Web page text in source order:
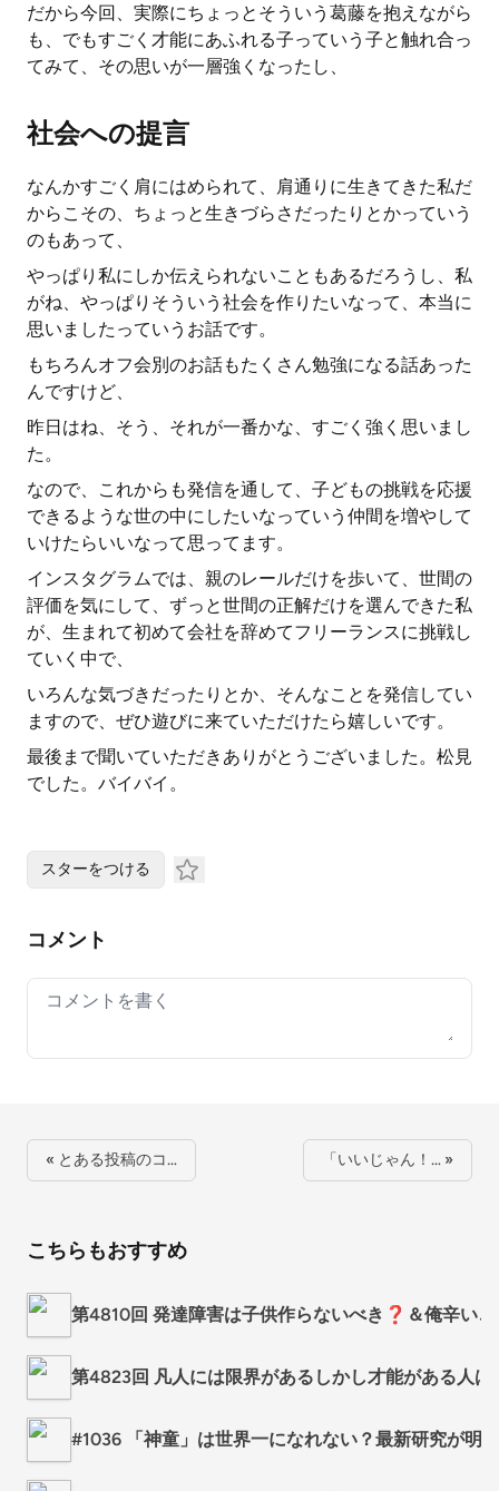
だから今回、実際にちょっとそういう葛藤を抱えながら
も、でもすごく才能にあふれる子っていう子と触れ合っ
てみて、その思いが一層強くなったし、
社会への提言
なんかすごく肩にはめられて、肩通りに生きてきた私だ
からこその、ちょっと生きづらさだったりとかっていう
のもあって、
やっぱり私にしか伝えられないこともあるだろうし、私
がね、やっぱりそういう社会を作りたいなって、本当に
思いましたっていうお話です。
もちろんオフ会別のお話もたくさん勉強になる話あった
んですけど、
昨日はね、そう、それが一番かな、すごく強く思いまし
た。
なので、これからも発信を通して、子どもの挑戦を応援
できるような世の中にしたいなっていう仲間を増やして
いけたらいいなって思ってます。
インスタグラムでは、親のレールだけを歩いて、世間の
評価を気にして、ずっと世間の正解だけを選んできた私
が、生まれて初めて会社を辞めてフリーランスに挑戦し
ていく中で、
いろんな気づきだったりとか、そんなことを発信してい
ますので、ぜひ遊びに来ていただけたら嬉しいです。
最後まで聞いていただきありがとうございました。松見
でした。バイバイ。
スターをつける
コメント
Your comment
« とある投稿のコ… 「いいじゃん！… »
こちらもおすすめ
第4810回 発達障害は子供作らないべき❓＆俺辛い
第4823回 凡人には限界があるしかし才能がある人
#1036 「神童」は世界一になれない？最新研究が明